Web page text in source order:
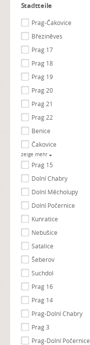
Stadtteile
Prag-Čakovice
Březiněves
Prag 17
Prag 18
Prag 19
Prag 20
Prag 21
Prag 22
Benice
Čakovice
zeige mehr
Prag 15
Dolní Chabry
Dolní Měcholupy
Dolní Počernice
Kunratice
Nebušice
Satalice
Šeberov
Suchdol
Prag 16
Prag 14
Prag-Dolní Chabry
Prag 3
Prag-Dolní Počernice